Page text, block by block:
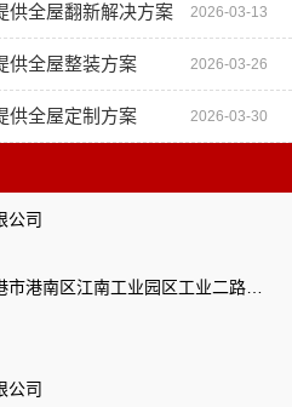
供全屋翻新解决方案 2026-03-13
供全屋整装方案 2026-03-26
供全屋定制方案 2026-03-30
公司
详细地址：广西壮族自治区贵港市港南区江南工业园区工业二路与南二路交汇处东南角
公司